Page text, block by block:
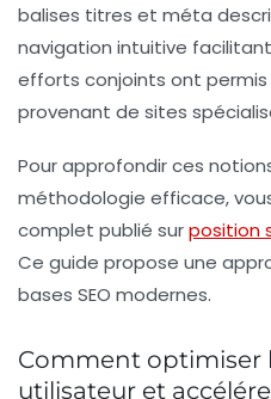
balises titres et méta
navigation intuitive
efforts conjoints ont permis
provenant de sites
Pour approfondir ces
méthodologie efficace,
complet publié surposition
Ce guide propose une
bases SEO modernes.
Comment optimiser
utilisateur et